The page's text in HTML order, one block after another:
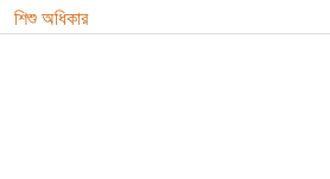
শিশু অধিকার